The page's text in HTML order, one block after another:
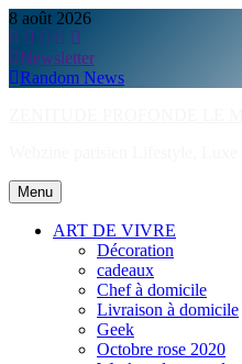
Skip
to
content
8 août 2026
Newsletter
Random News
Menu
ART DE VIVRE
Décoration
cadeaux
Chef à domicile
Livraison à domicile
Geek
Octobre rose 2020